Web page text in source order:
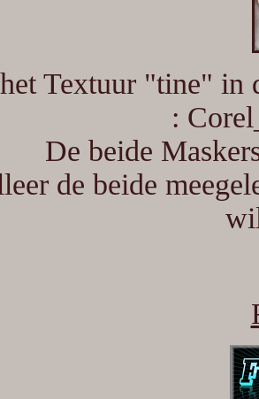
Textuur "tine" in
:
De beide
de beide